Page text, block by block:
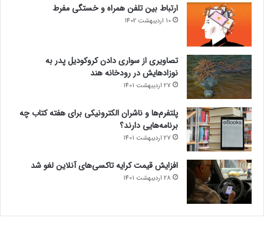
ارتباط بین تلفن همراه و خستگی مفرط
10 اردیبهشت 1402
تصاویری از سواری دادن کروکودیل پدر به
نوزادهایش در رودخانه هند
27 اردیبهشت 1401
پلتفرم‌ها و ناشران الکترونیکی برای هفته کتاب چه
برنامه‌هایی دارند؟
27 اردیبهشت 1401
افزایش قیمت کرایه تاکسی‌های آنلاین لغو شد
28 اردیبهشت 1401